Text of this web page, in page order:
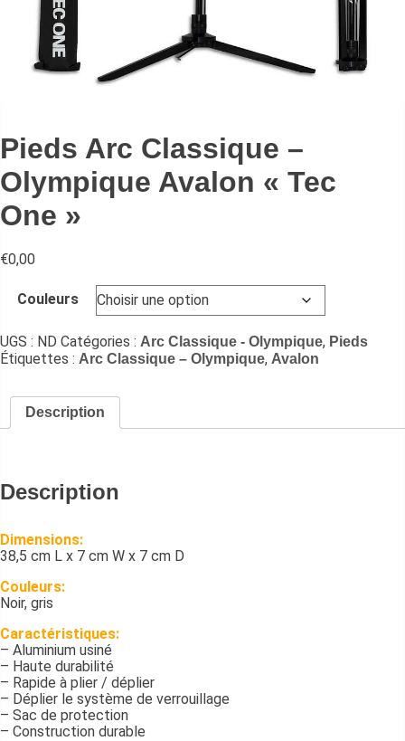
Pieds Arc Classique –
Olympique Avalon « Tec
One »
€0,00
Couleurs
UGS : ND Catégories : Arc Classique - Olympique, Pieds
Étiquettes : Arc Classique – Olympique, Avalon
Description
Description
Dimensions:
38,5 cm L x 7 cm W x 7 cm D
Couleurs:
Noir, gris
Caractéristiques:
– Aluminium usiné
– Haute durabilité
– Rapide à plier / déplier
– Déplier le système de verrouillage
– Sac de protection
– Construction durable